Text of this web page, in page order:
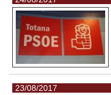
23/08/2017